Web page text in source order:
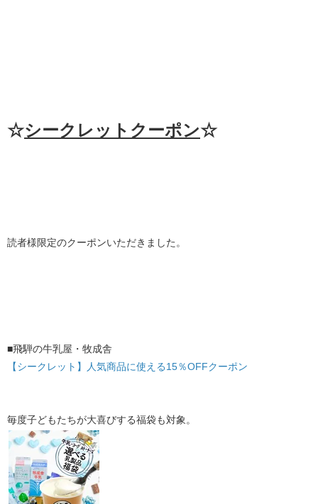
☆シークレットクーポン☆
読者様限定のクーポンいただきました。
■飛騨の牛乳屋・牧成舎
【シークレット】人気商品に使える15％OFFクーポン
毎度子どもたちが大喜びする福袋も対象。